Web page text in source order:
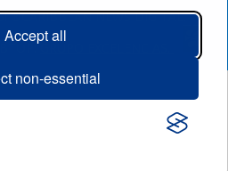
Accept all
non-essential
NEWS DIGITAL.
АВТОР: